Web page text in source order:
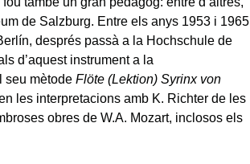
de Salzburg. Entre els anys 1953 i 1965
després passà a la Hochschule de
d’aquest instrument a la
seu mètodeFlöte (Lektion) Syrinx von
les interpretacions amb K. Richter de les
obres de W.A. Mozart, inclosos els